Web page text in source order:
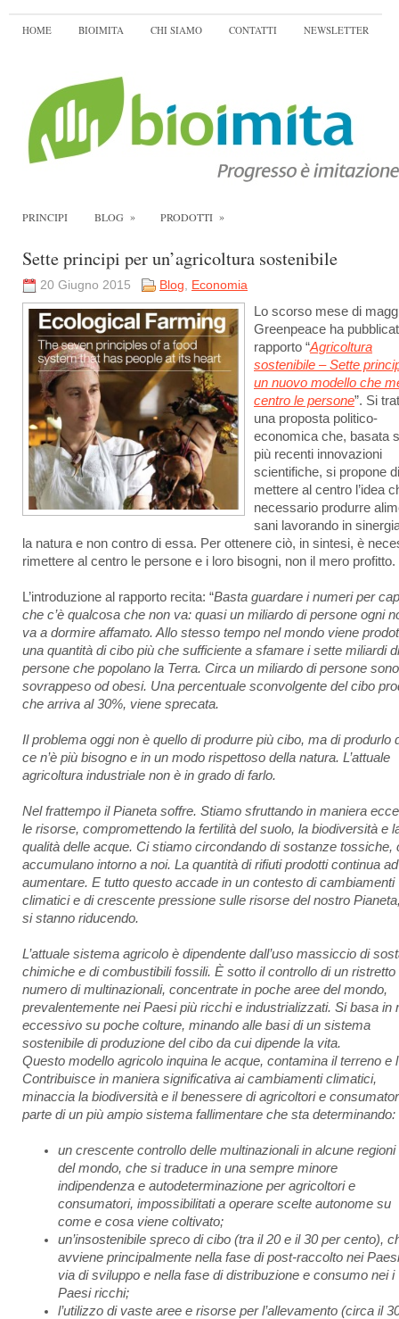
HOME BIOIMITA CHI SIAMO CONTATTI NEWSLETTER
PRINCIPI BLOG » PRODOTTI »
Sette principi per un’agricoltura sostenibile
20 Giugno 2015 Blog, Economia
Lo scorso mese di
Greenpeace ha
rapporto “Agricoltura
sostenibile – Sette
un nuovo modello che
centro le persone”. Si
una proposta politico-
economica che, basata
più recenti innovazioni
scientifiche, si propone di
mettere al centro l’idea
necessario produrre
sani lavorando in
la natura e non contro di essa. Per ottenere ciò, in sintesi, è
rimettere al centro le persone e i loro bisogni, non il mero profitto.
L’introduzione al rapporto recita: “Basta guardare i numeri per
che c’è qualcosa che non va: quasi un miliardo di persone ogni
va a dormire affamato. Allo stesso tempo nel mondo viene
una quantità di cibo più che sufficiente a sfamare i sette miliardi di
persone che popolano la Terra. Circa un miliardo di persone sono
sovrappeso od obesi. Una percentuale sconvolgente del cibo
che arriva al 30%, viene sprecata.
Il problema oggi non è quello di produrre più cibo, ma di produrlo
ce n’è più bisogno e in un modo rispettoso della natura. L’attuale
agricoltura industriale non è in grado di farlo.
Nel frattempo il Pianeta soffre. Stiamo sfruttando in maniera
le risorse, compromettendo la fertilità del suolo, la biodiversità e
qualità delle acque. Ci stiamo circondando di sostanze tossiche,
accumulano intorno a noi. La quantità di rifiuti prodotti continua ad
aumentare. E tutto questo accade in un contesto di cambiamenti
climatici e di crescente pressione sulle risorse del nostro
si stanno riducendo.
L’attuale sistema agricolo è dipendente dall’uso massiccio di
chimiche e di combustibili fossili. È sotto il controllo di un ristretto
numero di multinazionali, concentrate in poche aree del mondo,
prevalentemente nei Paesi più ricchi e industrializzati. Si basa in
eccessivo su poche colture, minando alle basi di un sistema
sostenibile di produzione del cibo da cui dipende la vita.
Questo modello agricolo inquina le acque, contamina il terreno e
Contribuisce in maniera significativa ai cambiamenti climatici,
minaccia la biodiversità e il benessere di agricoltori e
parte di un più ampio sistema fallimentare che sta determinando:
un crescente controllo delle multinazionali in alcune regioni
del mondo, che si traduce in una sempre minore
indipendenza e autodeterminazione per agricoltori e
consumatori, impossibilitati a operare scelte autonome su
come e cosa viene coltivato;
un’insostenibile spreco di cibo (tra il 20 e il 30 per cento),
avviene principalmente nella fase di post-raccolto nei
via di sviluppo e nella fase di distribuzione e consumo nei i
Paesi ricchi;
l’utilizzo di vaste aree e risorse per l’allevamento (circa il